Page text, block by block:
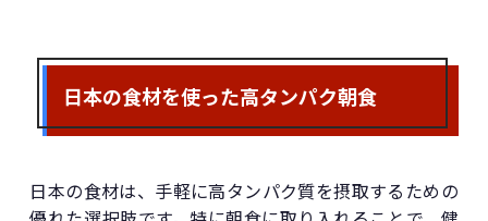
日本の食材を使った高タンパク朝食
日本の食材は、手軽に高タンパク質を摂取するための